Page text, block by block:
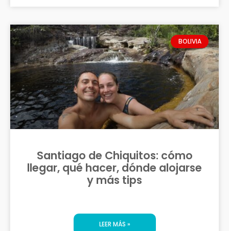
BOLIVIA
Santiago de Chiquitos: cómo
llegar, qué hacer, dónde alojarse
y más tips
LEER MÁS »